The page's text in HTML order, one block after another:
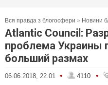
Вся правда з блогосфери » Новини
Atlantic Council:
проблема Украины
больший размах
06.06.2018, 22:01 • 4110 •